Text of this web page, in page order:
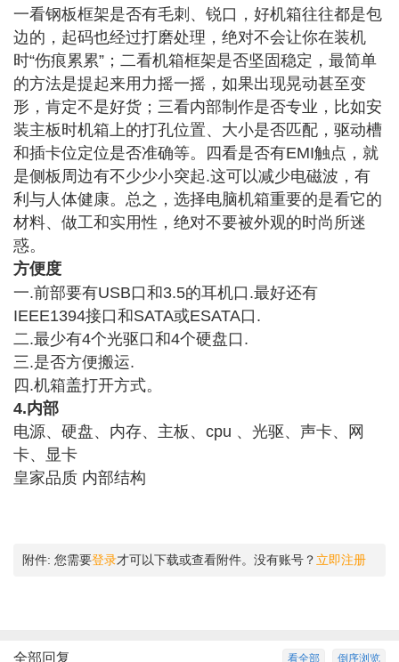
一看钢板框架是否有毛刺、锐口，好机箱往往都是包
边的，起码也经过打磨处理，绝对不会让你在装机
时“伤痕累累”；二看机箱框架是否坚固稳定，最简单
的方法是提起来用力摇一摇，如果出现晃动甚至变
形，肯定不是好货；三看内部制作是否专业，比如安
装主板时机箱上的打孔位置、大小是否匹配，驱动槽
和插卡位定位是否准确等。四看是否有EMI触点，就
是侧板周边有不少少小突起.这可以减少电磁波，有
利与人体健康。总之，选择电脑机箱重要的是看它的
材料、做工和实用性，绝对不要被外观的时尚所迷
惑。
方便度
一.前部要有USB口和3.5的耳机口.最好还有
IEEE1394接口和SATA或ESATA口.
二.最少有4个光驱口和4个硬盘口.
三.是否方便搬运.
四.机箱盖打开方式。
4.内部
电源、硬盘、内存、主板、cpu 、光驱、声卡、网
卡、显卡
皇家品质 内部结构
附件: 您需要登录才可以下载或查看附件。没有账号？ 立即注册
倒序浏览
看全部
全部回复